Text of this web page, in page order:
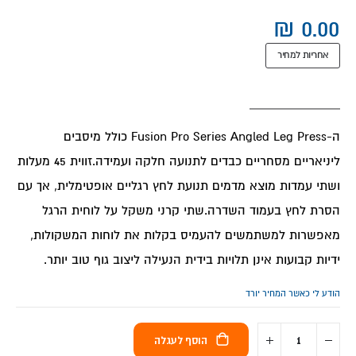
אחריות למחיר
ה-Fusion Pro Series Angled Leg Press כולל מיסבים
ליניאריים מסחריים כבדים לתנועה חלקה ועמידה.זווית 45 מעלות
ושתי עמדות מוצא מדמים תנועת לחץ רגליים אופטימלית, אך עם
הסרת לחץ בעמוד השדרה.שתי קרני משקל על לוחית הרגל
מאפשרות למשתמשים להעמיס בקלות את לוחות המשקולות,
ידיות קבועות אינן תלויות בידית הנעילה ליצוב גוף טוב יותר.
הודע לי כאשר המחיר יורד
הוסף לעגלה